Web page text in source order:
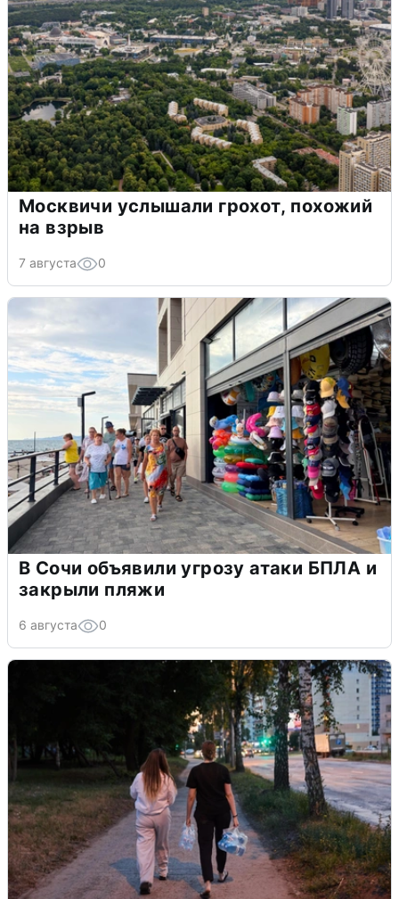
Москвичи услышали грохот, похожий
на взрыв
7 августа 0
В Сочи объявили угрозу атаки БПЛА и
закрыли пляжи
6 августа 0